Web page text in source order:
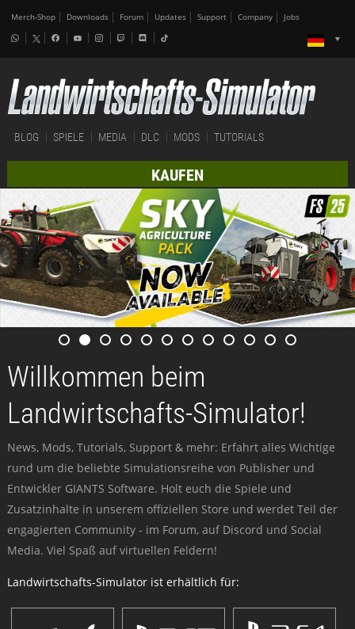
Merch-Shop Downloads Forum Updates Support Company Jobs
BLOG SPIELE MEDIA DLC MODS TUTORIALS
KAUFEN
Willkommen beim
Landwirtschafts-Simulator!
News, Mods, Tutorials, Support & mehr: Erfahrt alles Wichtige
rund um die beliebte Simulationsreihe von Publisher und
Entwickler GIANTS Software. Holt euch die Spiele und
Zusatzinhalte in unserem offiziellen Store und werdet Teil der
engagierten Community - im Forum, auf Discord und Social
Media. Viel Spaß auf virtuellen Feldern!
Landwirtschafts-Simulator ist erhältlich für: